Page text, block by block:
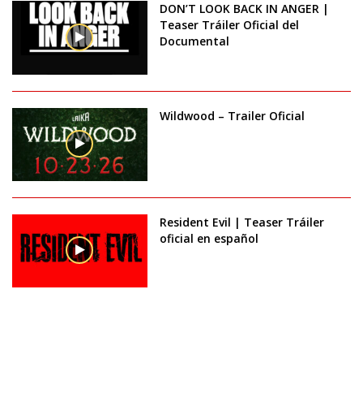
DON’T LOOK BACK IN ANGER |
Teaser Tráiler Oficial del
Documental
Wildwood – Trailer Oficial
Resident Evil | Teaser Tráiler
oficial en español